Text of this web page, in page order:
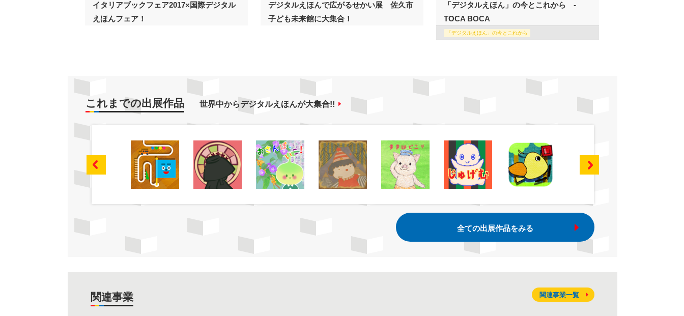
イタリアブックフェア2017×国際デジタル
えほんフェア！
デジタルえほんで広がるせかい展 佐久市
子ども未来館に大集合！
「デジタルえほん」の今とこれから -
TOCA BOCA
「デジタルえほん」の今とこれから
これまでの出展作品 世界中からデジタルえほんが大集合!!
全ての出展作品をみる
関連事業 関連事業一覧